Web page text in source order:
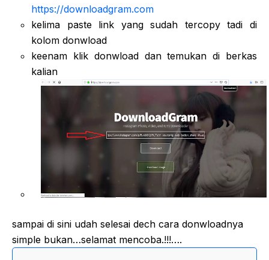
https://downloadgram.com
kelima paste link yang sudah tercopy tadi di
kolom donwload
keenam klik donwload dan temukan di berkas
kalian
sampai di sini udah selesai dech cara donwloadnya
simple bukan…selamat mencoba.!!!….